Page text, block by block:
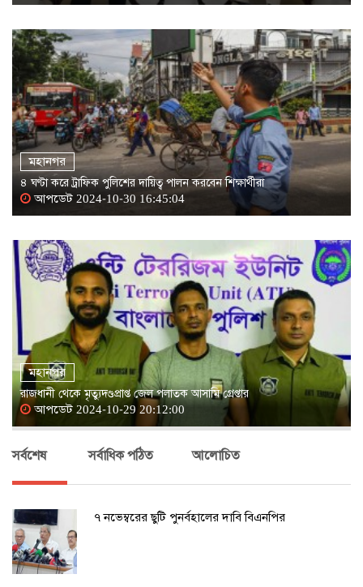
মহানগর
৪ ঘণ্টা করে ট্রাফিক পুলিশের দায়িত্ব পালন করবেন শিক্ষার্থীরা
আপডেট 2024-10-30 16:45:04
মহানগর
রাজধানী থেকে মৃত্যুদণ্ডপ্রাপ্ত জেল পলাতক আসামি গ্রেপ্তার
আপডেট 2024-10-29 20:12:00
সর্বশেষ সর্বাধিক পঠিত আলোচিত
৭ নভেম্বরের ছুটি পুনর্বহালের দাবি বিএনপির